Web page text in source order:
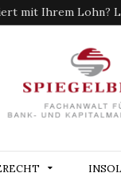
mit Ihrem